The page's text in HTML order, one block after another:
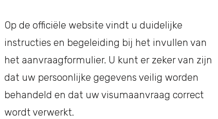
Op de officiële website vindt u duidelijke
instructies en begeleiding bij het invullen van
het aanvraagformulier. U kunt er zeker van zijn
dat uw persoonlijke gegevens veilig worden
behandeld en dat uw visumaanvraag correct
wordt verwerkt.